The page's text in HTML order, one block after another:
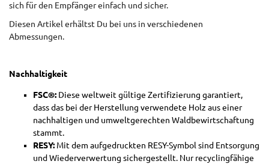
sich für den Empfänger einfach und sicher.
Diesen Artikel erhältst Du bei uns in verschiedenen
Abmessungen.
Nachhaltigkeit
FSC®: Diese weltweit gültige Zertifizierung garantiert,
dass das bei der Herstellung verwendete Holz aus einer
nachhaltigen und umweltgerechten Waldbewirtschaftung
stammt.
RESY: Mit dem aufgedruckten RESY-Symbol sind Entsorgung
und Wiederverwertung sichergestellt. Nur recyclingfähige